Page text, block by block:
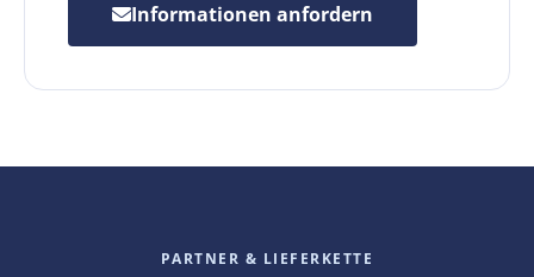
Informationen anfordern
PARTNER & LIEFERKETTE